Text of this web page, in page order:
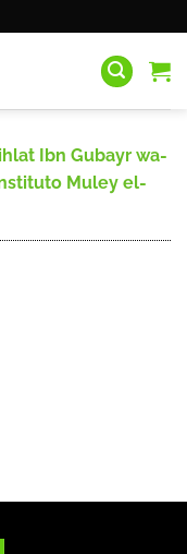
Ibn Gubayr wa-
Muley el-